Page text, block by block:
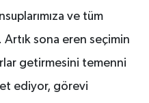
ve tüm
sona eren seçimin
getirmesini temenni
ediyor, görevi